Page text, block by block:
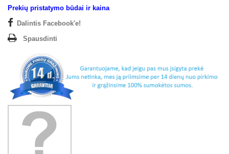
Prekių pristatymo būdai ir kaina
Dalintis Facebook'e!
Spausdinti